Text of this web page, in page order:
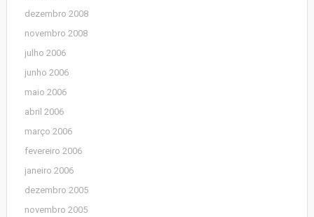
dezembro 2008
novembro 2008
julho 2006
junho 2006
maio 2006
abril 2006
março 2006
fevereiro 2006
janeiro 2006
dezembro 2005
novembro 2005